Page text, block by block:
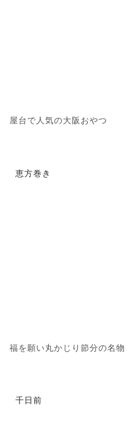
屋台で人気の大阪おやつ
恵方巻き
福を願い丸かじり節分の名物
千日前